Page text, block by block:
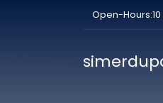
Open-